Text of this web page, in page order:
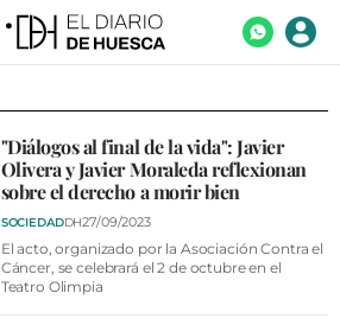
"Diálogos al final de la vida": Javier
Olivera y Javier Moraleda reflexionan
sobre el derecho a morir bien
SOCIEDADDH27/09/2023
El acto, organizado por la Asociación Contra el
Cáncer, se celebrará el 2 de octubre en el
Teatro Olimpia